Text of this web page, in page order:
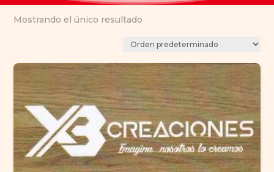
Mostrando el único resultado